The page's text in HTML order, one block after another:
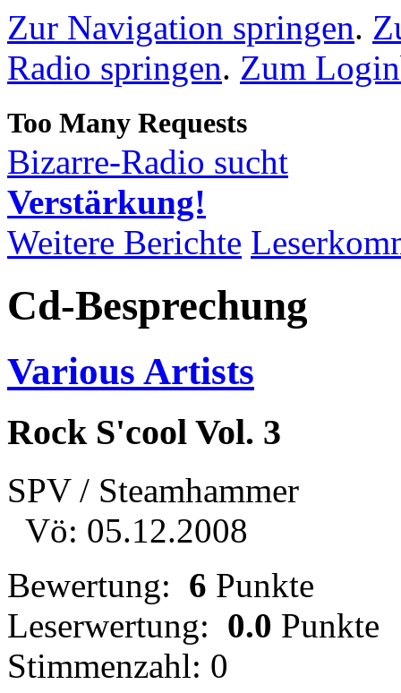
Zur Navigation springen.
Radio springen. Zum
Bizarre-Radio sucht
Verstärkung!
Weitere Berichte
Cd-Besprechung
Various Artists
Rock S'cool Vol. 3
SPV / Steamhammer
Vö: 05.12.2008
Bewertung: 6 Punkte
Leserwertung: 0.0 Punkte
Stimmenzahl: 0